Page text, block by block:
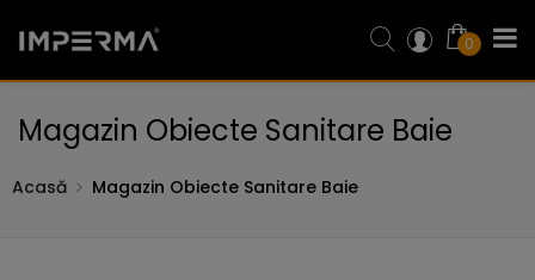
0
Magazin Obiecte Sanitare Baie
Acasă Magazin Obiecte Sanitare Baie